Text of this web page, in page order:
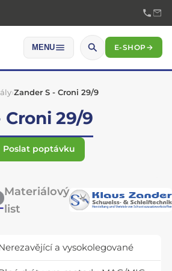
MENU E-SHOP→
›Zander S - Croni 29/9
Croni 29/9
Poslat poptávku
Materiálový
list
a vysokolegované